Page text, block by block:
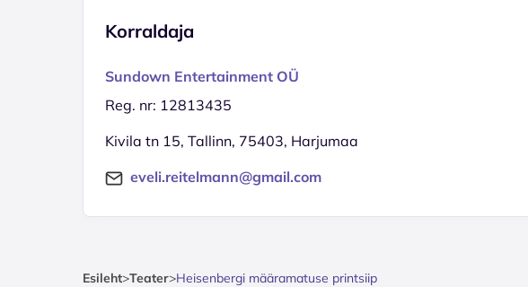
Korraldaja
Sundown Entertainment OÜ
Reg. nr: 12813435
Kivila tn 15, Tallinn, 75403, Harjumaa
eveli.reitelmann@gmail.com
Esileht>Teater>Heisenbergi määramatuse printsiip